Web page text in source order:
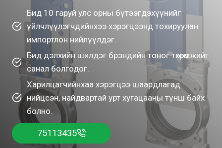
Бид 10 гаруй улс орны бүтээгдэхүүнийг
үйлчлүүлэгчдийнхээ хэрэгцээнд тохируулан
импортлон нийлүүлдэг.
Бид дэлхийн шилдэг брэндийн тоног төхөөрөмжийг
санал болгодог.
Харилцагчийнхаа хэрэгцээ шаардлагад
нийцсэн, найдвартай урт хугацааны түнш байх
болно.
75113435